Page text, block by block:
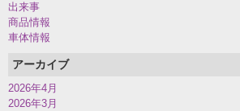
出来事
商品情報
車体情報
アーカイブ
2026年4月
2026年3月